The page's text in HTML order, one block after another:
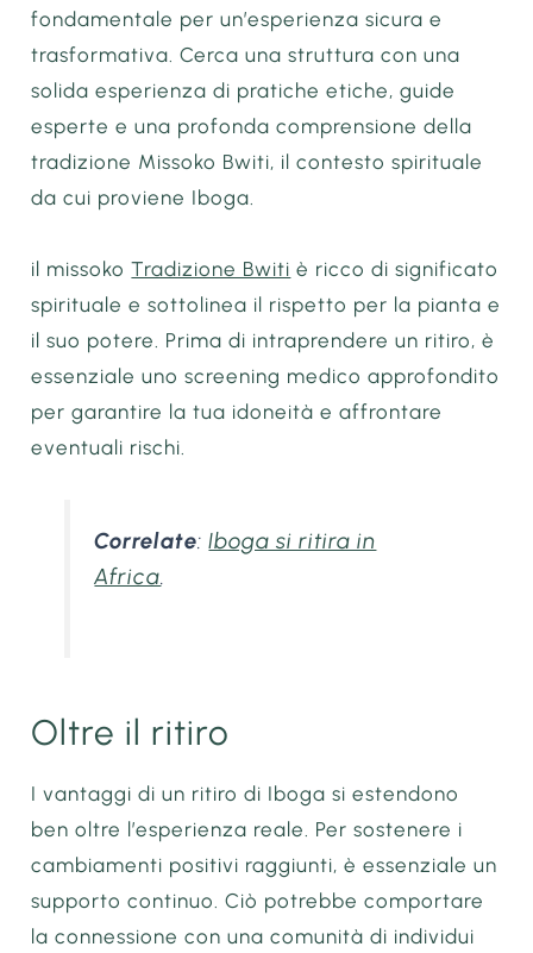
fondamentale per un’esperienza sicura e
trasformativa. Cerca una struttura con una
solida esperienza di pratiche etiche, guide
esperte e una profonda comprensione della
tradizione Missoko Bwiti, il contesto spirituale
da cui proviene Iboga.
il missokoTradizione Bwiti è ricco di significato
spirituale e sottolinea il rispetto per la pianta e
il suo potere. Prima di intraprendere un ritiro, è
essenziale uno screening medico approfondito
per garantire la tua idoneità e affrontare
eventuali rischi.
Correlate:Iboga si ritira in
Africa.
Oltre il ritiro
I vantaggi di un ritiro di Iboga si estendono
ben oltre l’esperienza reale. Per sostenere i
cambiamenti positivi raggiunti, è essenziale un
supporto continuo. Ciò potrebbe comportare
la connessione con una comunità di individui